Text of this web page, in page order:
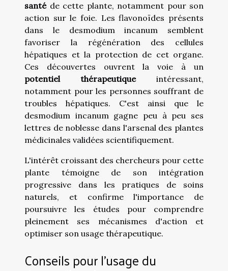
santéde cette plante, notamment pour son
action sur le foie. Les flavonoïdes présents
dans le desmodium incanum semblent
favoriser la régénération des cellules
hépatiques et la protection de cet organe.
Ces découvertes ouvrent la voie à un
potentiel thérapeutiqueintéressant,
notamment pour les personnes souffrant de
troubles hépatiques. C'est ainsi que le
desmodium incanum gagne peu à peu ses
lettres de noblesse dans l'arsenal des plantes
médicinales validées scientifiquement.
L'intérêt croissant des chercheurs pour cette
plante témoigne de son intégration
progressive dans les pratiques de soins
naturels, et confirme l'importance de
poursuivre les études pour comprendre
pleinement ses mécanismes d'action et
optimiser son usage thérapeutique.
Conseils pour l'usage du